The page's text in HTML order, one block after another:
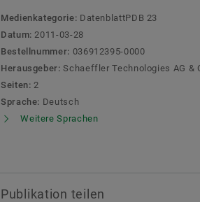
Medienkategorie: DatenblattPDB 23
Datum: 2011-03-28
Bestellnummer: 036912395-0000
Herausgeber: Schaeffler Technologies AG &
Seiten: 2
Sprache: Deutsch
Weitere Sprachen
Publikation teilen